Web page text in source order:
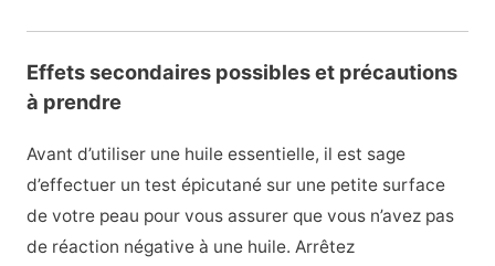
Effets secondaires possibles et précautions
à prendre
Avant d’utiliser une huile essentielle, il est sage
d’effectuer un test épicutané sur une petite surface
de votre peau pour vous assurer que vous n’avez pas
de réaction négative à une huile. Arrêtez